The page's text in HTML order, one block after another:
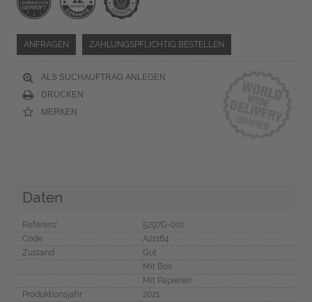
ANFRAGEN ZAHLUNGSPFLICHTIG BESTELLEN
ALS SUCHAUFTRAG ANLEGEN
DRUCKEN
MERKEN
Daten
Referenz
5297G-001
Code
A21184
Zustand
Gut
Mit Box
Mit Papieren
Produktionsjahr
2021